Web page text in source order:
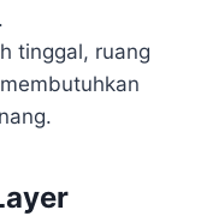
tinggal, ruang